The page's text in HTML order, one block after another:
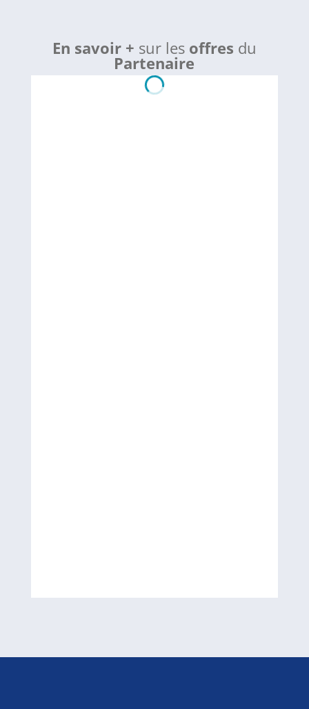
En savoir + sur les offres du
Partenaire